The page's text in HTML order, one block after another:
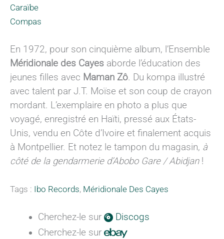
Caraïbe
Compas
En 1972, pour son cinquième album, l’Ensemble
Méridionale des Cayes aborde l’éducation des
jeunes filles avec Maman Zô. Du kompa illustré
avec talent par J.T. Moïse et son coup de crayon
mordant. L’exemplaire en photo a plus que
voyagé, enregistré en Haïti, pressé aux États-
Unis, vendu en Côte d’Ivoire et finalement acquis
à Montpellier. Et notez le tampon du magasin, à
côté de la gendarmerie d’Abobo Gare / Abidjan!
Tags : Ibo Records, Méridionale Des Cayes
Cherchez-le sur
Discogs
Cherchez-le sur